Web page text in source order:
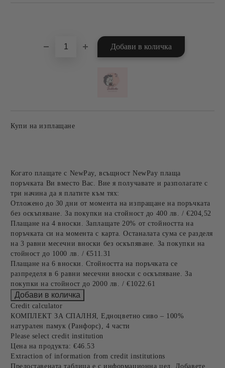
Купи на изплащане
Когато плащате с NewPay, всъщност NewPay плаща
поръчката Ви вместо Вас. Вие я получавате и разполагате с
три начина да я платите към тях:
Отложено до 30 дни от момента на изпращане на поръчката
без оскъпяване. За покупки на стойност до 400 лв. / €204,52
Плащане на 4 вноски. Заплащате 20% от стойността на
поръчката си на момента с карта. Останалата сума се разделя
на 3 равни месечни вноски без оскъпяване. За покупки на
стойност до 1000 лв. / €511.31
Плащане на 6 вноски. Стойността на поръчката се
разпределя в 6 равни месечни вноски с оскъпяване. За
покупки на стойност до 2000 лв. / €1022.61
Credit calculator
КОМПЛЕКТ ЗА СПАЛНЯ, Едноцветно сиво – 100%
натурален памук (Ранфорс), 4 части
Please select credit institution
Цена на продукта: €46.53
Extraction of information from credit institutions
Предоставената таблица е с информационна цел. Добавете